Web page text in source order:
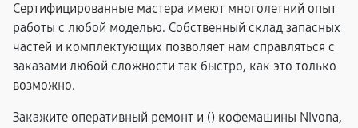
Сертифицированные мастера имеют многолетний опыт
работы с любой моделью. Собственный склад запасных
частей и комплектующих позволяет нам справляться с
заказами любой сложности так быстро, как это только
возможно.
Закажите оперативный ремонт и () кофемашины Nivona,